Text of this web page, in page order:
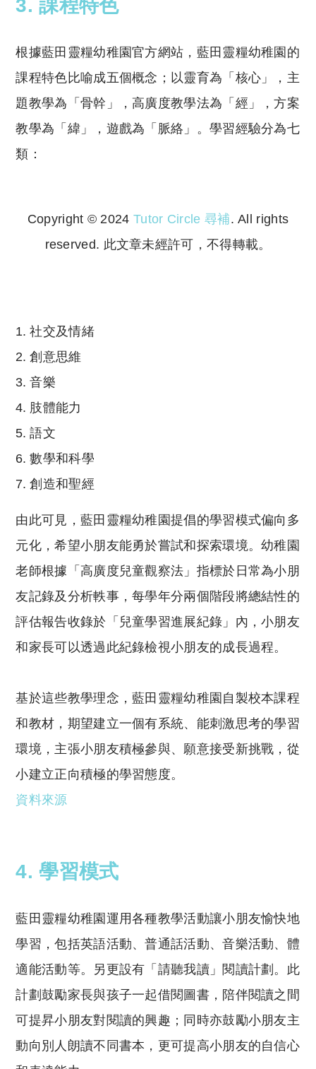
3. 課程特色
根據藍田靈糧幼稚園官方網站，藍田靈糧幼稚園的
課程特色比喻成五個概念；以靈育為「核心」，主
題教學為「骨幹」，高廣度教學法為「經」，方案
教學為「緯」，遊戲為「脈絡」。學習經驗分為七
類：
Copyright © 2024 Tutor Circle 尋補. All rights
reserved. 此文章未經許可，不得轉載。
社交及情緒
創意思維
音樂
肢體能力
語文
數學和科學
創造和聖經
由此可見，藍田靈糧幼稚園提倡的學習模式偏向多
元化，希望小朋友能勇於嘗試和探索環境。幼稚園
老師根據「高廣度兒童觀察法」指標於日常為小朋
友記錄及分析軼事，每學年分兩個階段將總結性的
評估報告收錄於「兒童學習進展紀錄」內，小朋友
和家長可以透過此紀錄檢視小朋友的成長過程。
基於這些教學理念，藍田靈糧幼稚園自製校本課程
和教材，期望建立一個有系統、能刺激思考的學習
環境，主張小朋友積極參與、願意接受新挑戰，從
小建立正向積極的學習態度。
資料來源
4. 學習模式
藍田靈糧幼稚園運用各種教學活動讓小朋友愉快地
學習，包括英語活動、普通話活動、音樂活動、體
適能活動等。另更設有「請聽我讀」閱讀計劃。此
計劃鼓勵家長與孩子一起借閱圖書，陪伴閱讀之間
可提昇小朋友對閱讀的興趣；同時亦鼓勵小朋友主
動向別人朗讀不同書本，更可提高小朋友的自信心